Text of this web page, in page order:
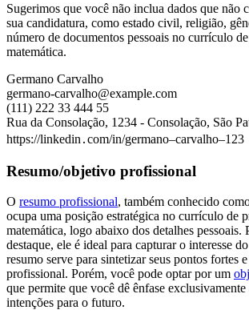
Sugerimos que você não inclua dados que não
sua candidatura, como estado civil, religião,
número de documentos pessoais no currículo
matemática.
Germano Carvalho
germano-carvalho@example.com
(111) 222 33 444 55
Rua da Consolação, 1234 - Consolação, São
https://linkedin․com/in/germano–carvalho–123
Resumo/objetivo profissional
O resumo profissional, também conhecido
ocupa uma posição estratégica no currículo de
matemática, logo abaixo dos detalhes pessoais.
destaque, ele é ideal para capturar o interesse
resumo serve para sintetizar seus pontos fortes
profissional. Porém, você pode optar por um
que permite que você dê ênfase exclusivamente
intenções para o futuro.